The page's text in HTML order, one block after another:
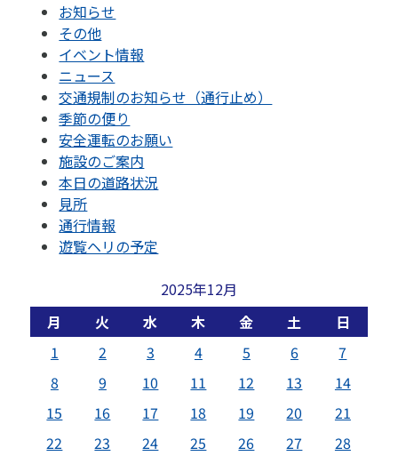
お知らせ
その他
イベント情報
ニュース
交通規制のお知らせ（通行止め）
季節の便り
安全運転のお願い
施設のご案内
本日の道路状況
見所
通行情報
遊覧ヘリの予定
2025年12月
月
火 水 木 金 土
日
1
2 3 4 5 6
7
8
9 10 11 12 13
14
15
16 17 18 19 20
21
22
23 24 25 26 27
28